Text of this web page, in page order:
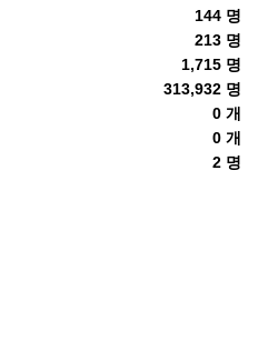
144 명
213 명
1,715 명
313,932 명
0 개
0 개
2 명